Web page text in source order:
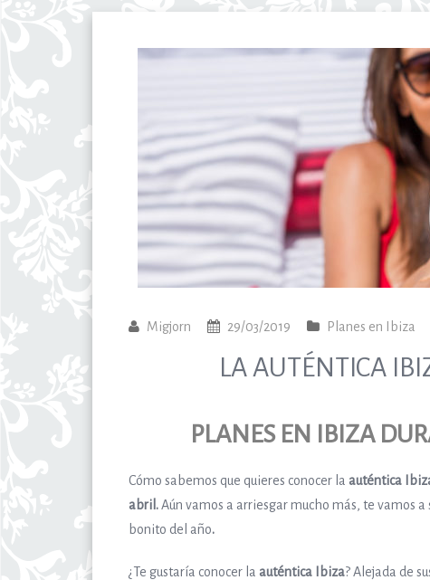
Migjorn 29/03/2019 Planes en Ibiza
LA AUTÉNTICA
PLANES EN IBIZA
Cómo sabemos que quieres conocer la auténtica
abril.Aún vamos a arriesgar mucho más, te vamos a
bonito del año.
¿Te gustaría conocer la auténtica Ibiza? Alejada de